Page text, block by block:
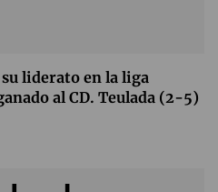
liderato en la liga
al CD. Teulada (2-5)